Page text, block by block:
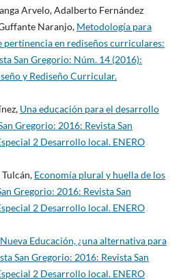
Arvelo, Adalberto Fernández
Naranjo, Metodología para
pertinencia en rediseños curriculares:
San Gregorio: Núm. 14 (2016):
y Rediseño Curricular.
Una educación para el desarrollo
Gregorio: 2016: Revista San
2 Desarrollo local. ENERO
Economía plural y huella de los
Gregorio: 2016: Revista San
2 Desarrollo local. ENERO
Educación, ¿una alternativa para
San Gregorio: 2016: Revista San
2 Desarrollo local. ENERO